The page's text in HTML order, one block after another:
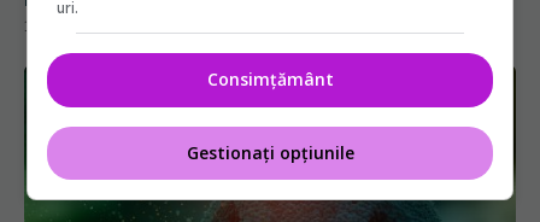
12 mar 2026, 19:09
uri.
Consimțământ
Gestionați opțiunile